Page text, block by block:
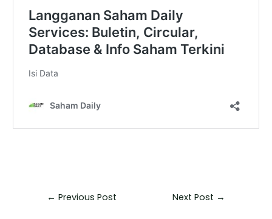
← Previous Post Next Post →